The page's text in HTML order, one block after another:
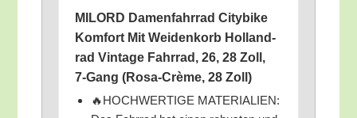
MILORD Damen­fahr­rad City­bike
Kom­fort Mit Wei­den­korb Hol­land­
rad Vin­ta­ge Fahr­rad, 26, 28 Zoll,
7‑Gang (Rosa-Crè­me, 28 Zoll)
🔥HOCHWERTIGE MATERIALIEN: